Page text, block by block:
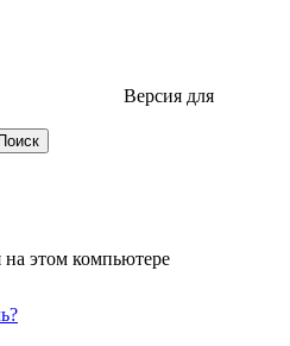
Версия для
этом компьютере